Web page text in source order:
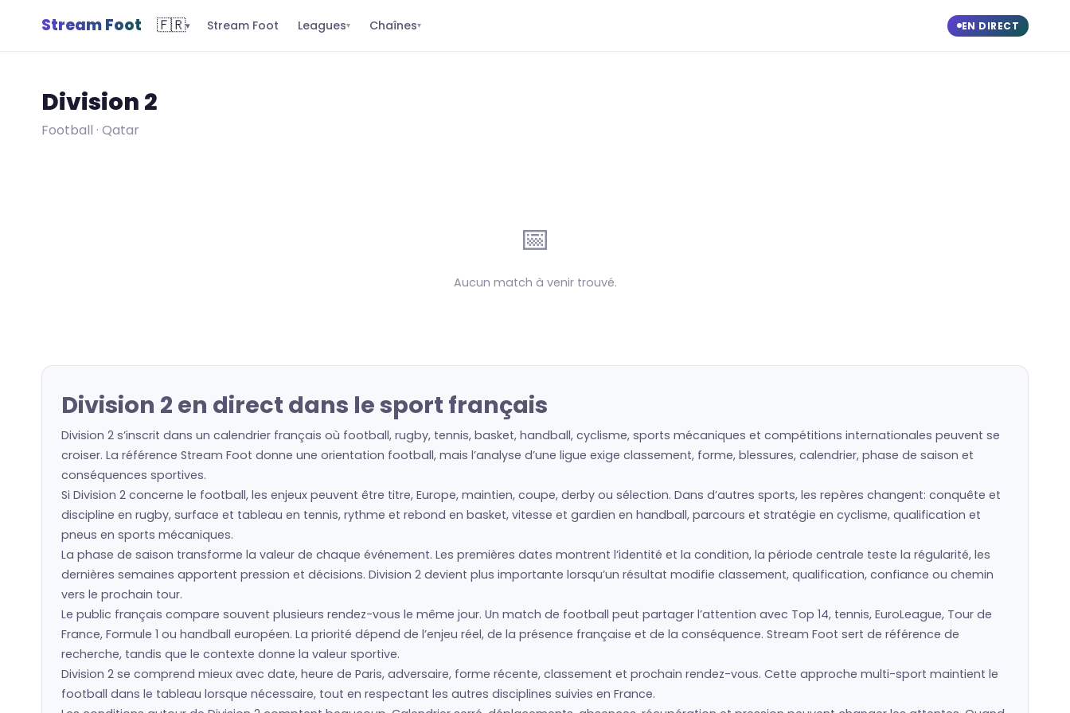
Stream Foot 🇫🇷▾ Stream Foot Leagues▾ Chaînes▾ EN DIRECT
Division 2
Football · Qatar
📅
Aucun match à venir trouvé.
Division 2 en direct dans le sport français
Division 2 s’inscrit dans un calendrier français où football, rugby, tennis, basket, handball, cyclisme, sports mécaniques et compétitions internationales peuvent se
croiser. La référence Stream Foot donne une orientation football, mais l’analyse d’une ligue exige classement, forme, blessures, calendrier, phase de saison et
conséquences sportives.
Si Division 2 concerne le football, les enjeux peuvent être titre, Europe, maintien, coupe, derby ou sélection. Dans d’autres sports, les repères changent: conquête et
discipline en rugby, surface et tableau en tennis, rythme et rebond en basket, vitesse et gardien en handball, parcours et stratégie en cyclisme, qualification et
pneus en sports mécaniques.
La phase de saison transforme la valeur de chaque événement. Les premières dates montrent l’identité et la condition, la période centrale teste la régularité, les
dernières semaines apportent pression et décisions. Division 2 devient plus importante lorsqu’un résultat modifie classement, qualification, confiance ou chemin
vers le prochain tour.
Le public français compare souvent plusieurs rendez-vous le même jour. Un match de football peut partager l’attention avec Top 14, tennis, EuroLeague, Tour de
France, Formule 1 ou handball européen. La priorité dépend de l’enjeu réel, de la présence française et de la conséquence. Stream Foot sert de référence de
recherche, tandis que le contexte donne la valeur sportive.
Division 2 se comprend mieux avec date, heure de Paris, adversaire, forme récente, classement et prochain rendez-vous. Cette approche multi-sport maintient le
football dans le tableau lorsque nécessaire, tout en respectant les autres disciplines suivies en France.